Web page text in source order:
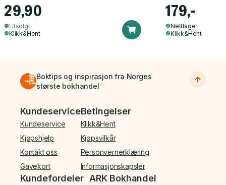
29,90
Utsolgt
Klikk&Hent
179,-
Nettlager
Klikk&Hent
Boktips og inspirasjon fra Norges
største bokhandel
Bunnmeny
Kundeservice
Kundeservice
Kjøpshjelp
Kontakt oss
Gavekort
Betingelser
Klikk&Hent
Kjøpsvilkår
Personvernerklæring
Informasjonskapsler
Kundefordeler ARK Bokhandel